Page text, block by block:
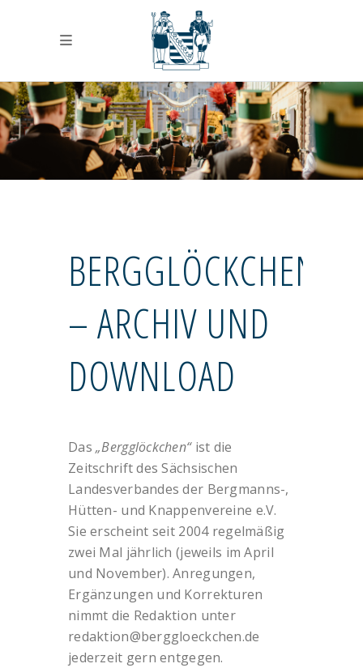
BERGGLÖCKCHEN
– ARCHIV UND
DOWNLOAD
Das„Bergglöckchen“ist die
Zeitschrift des Sächsischen
Landesverbandes der Bergmanns-,
Hütten- und Knappenvereine e.V.
Sie erscheint seit 2004 regelmäßig
zwei Mal jährlich (jeweils im April
und November). Anregungen,
Ergänzungen und Korrekturen
nimmt die Redaktion unter
redaktion@berggloeckchen.de
jederzeit gern entgegen.